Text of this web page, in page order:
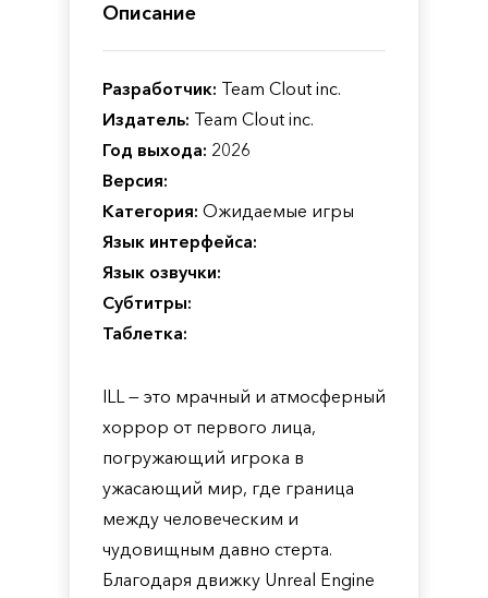
Описание
Разработчик: Team Clout inc.
Издатель: Team Clout inc.
Год выхода: 2026
Версия:
Категория: Ожидаемые игры
Язык интерфейса:
Язык озвучки:
Субтитры:
Таблетка:
ILL — это мрачный и атмосферный
хоррор от первого лица,
погружающий игрока в
ужасающий мир, где граница
между человеческим и
чудовищным давно стерта.
Благодаря движку Unreal Engine